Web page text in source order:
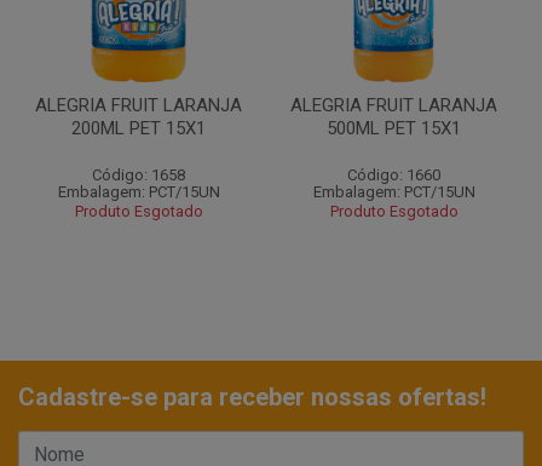
ALEGRIA FRUIT LARANJA
200ML PET 15X1
Código: 1658
Embalagem: PCT/15UN
Produto Esgotado
ALEGRIA FRUIT LARANJA
500ML PET 15X1
Código: 1660
Embalagem: PCT/15UN
Produto Esgotado
Cadastre-se para receber nossas ofertas!